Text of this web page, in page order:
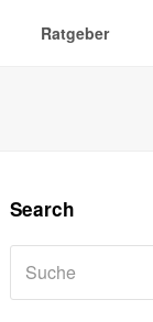
Ratgeber
Search